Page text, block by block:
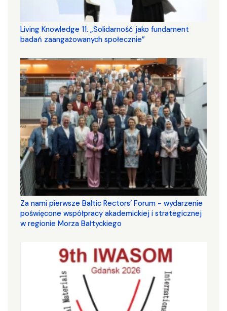
Living Knowledge 11. „Solidarność jako fundament
badań zaangażowanych społecznie”
Za nami pierwsze Baltic Rectors’ Forum - wydarzenie
poświęcone współpracy akademickiej i strategicznej
w regionie Morza Bałtyckiego